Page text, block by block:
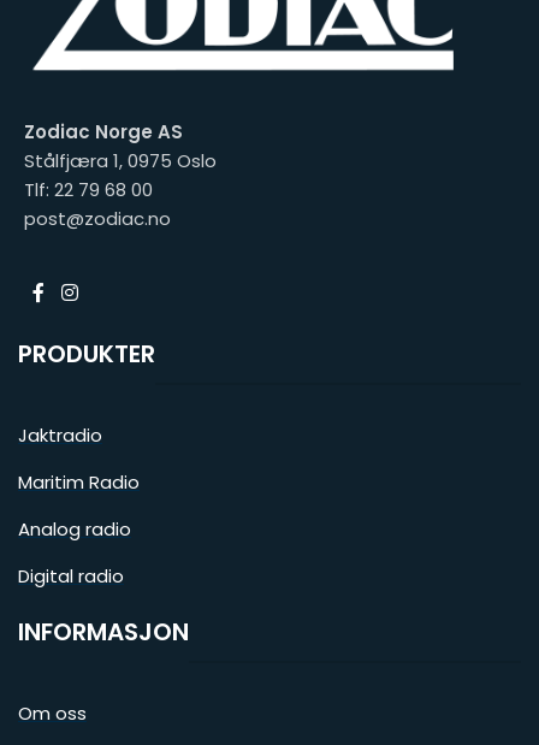
Zodiac Norge AS
Stålfjæra 1, 0975 Oslo
Tlf: 22 79 68 00
post@zodiac.no
PRODUKTER
Jaktradio
Maritim Radio
Analog radio
Digital radio
INFORMASJON
Om oss